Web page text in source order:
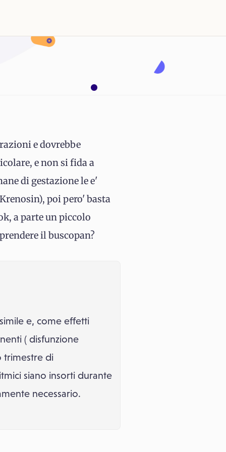
e dovrebbe
e non si fida a
di gestazione le e'
poi pero' basta
a parte un piccolo
il buscopan?
e, come effetti
( disfunzione
trimestre di
siano insorti durante
necessario.